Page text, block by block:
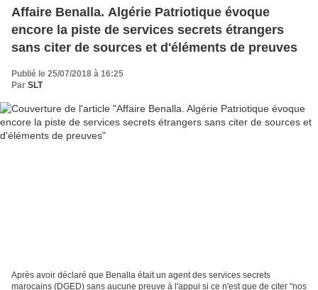
Affaire Benalla. Algérie Patriotique évoque
encore la piste de services secrets étrangers
sans citer de sources et d'éléments de preuves
Publié le 25/07/2018 à 16:25
Par SLT
Après avoir déclaré que Benalla était un agent des services secrets
marocains (DGED) sans aucune preuve à l'appui si ce n'est que de citer "nos